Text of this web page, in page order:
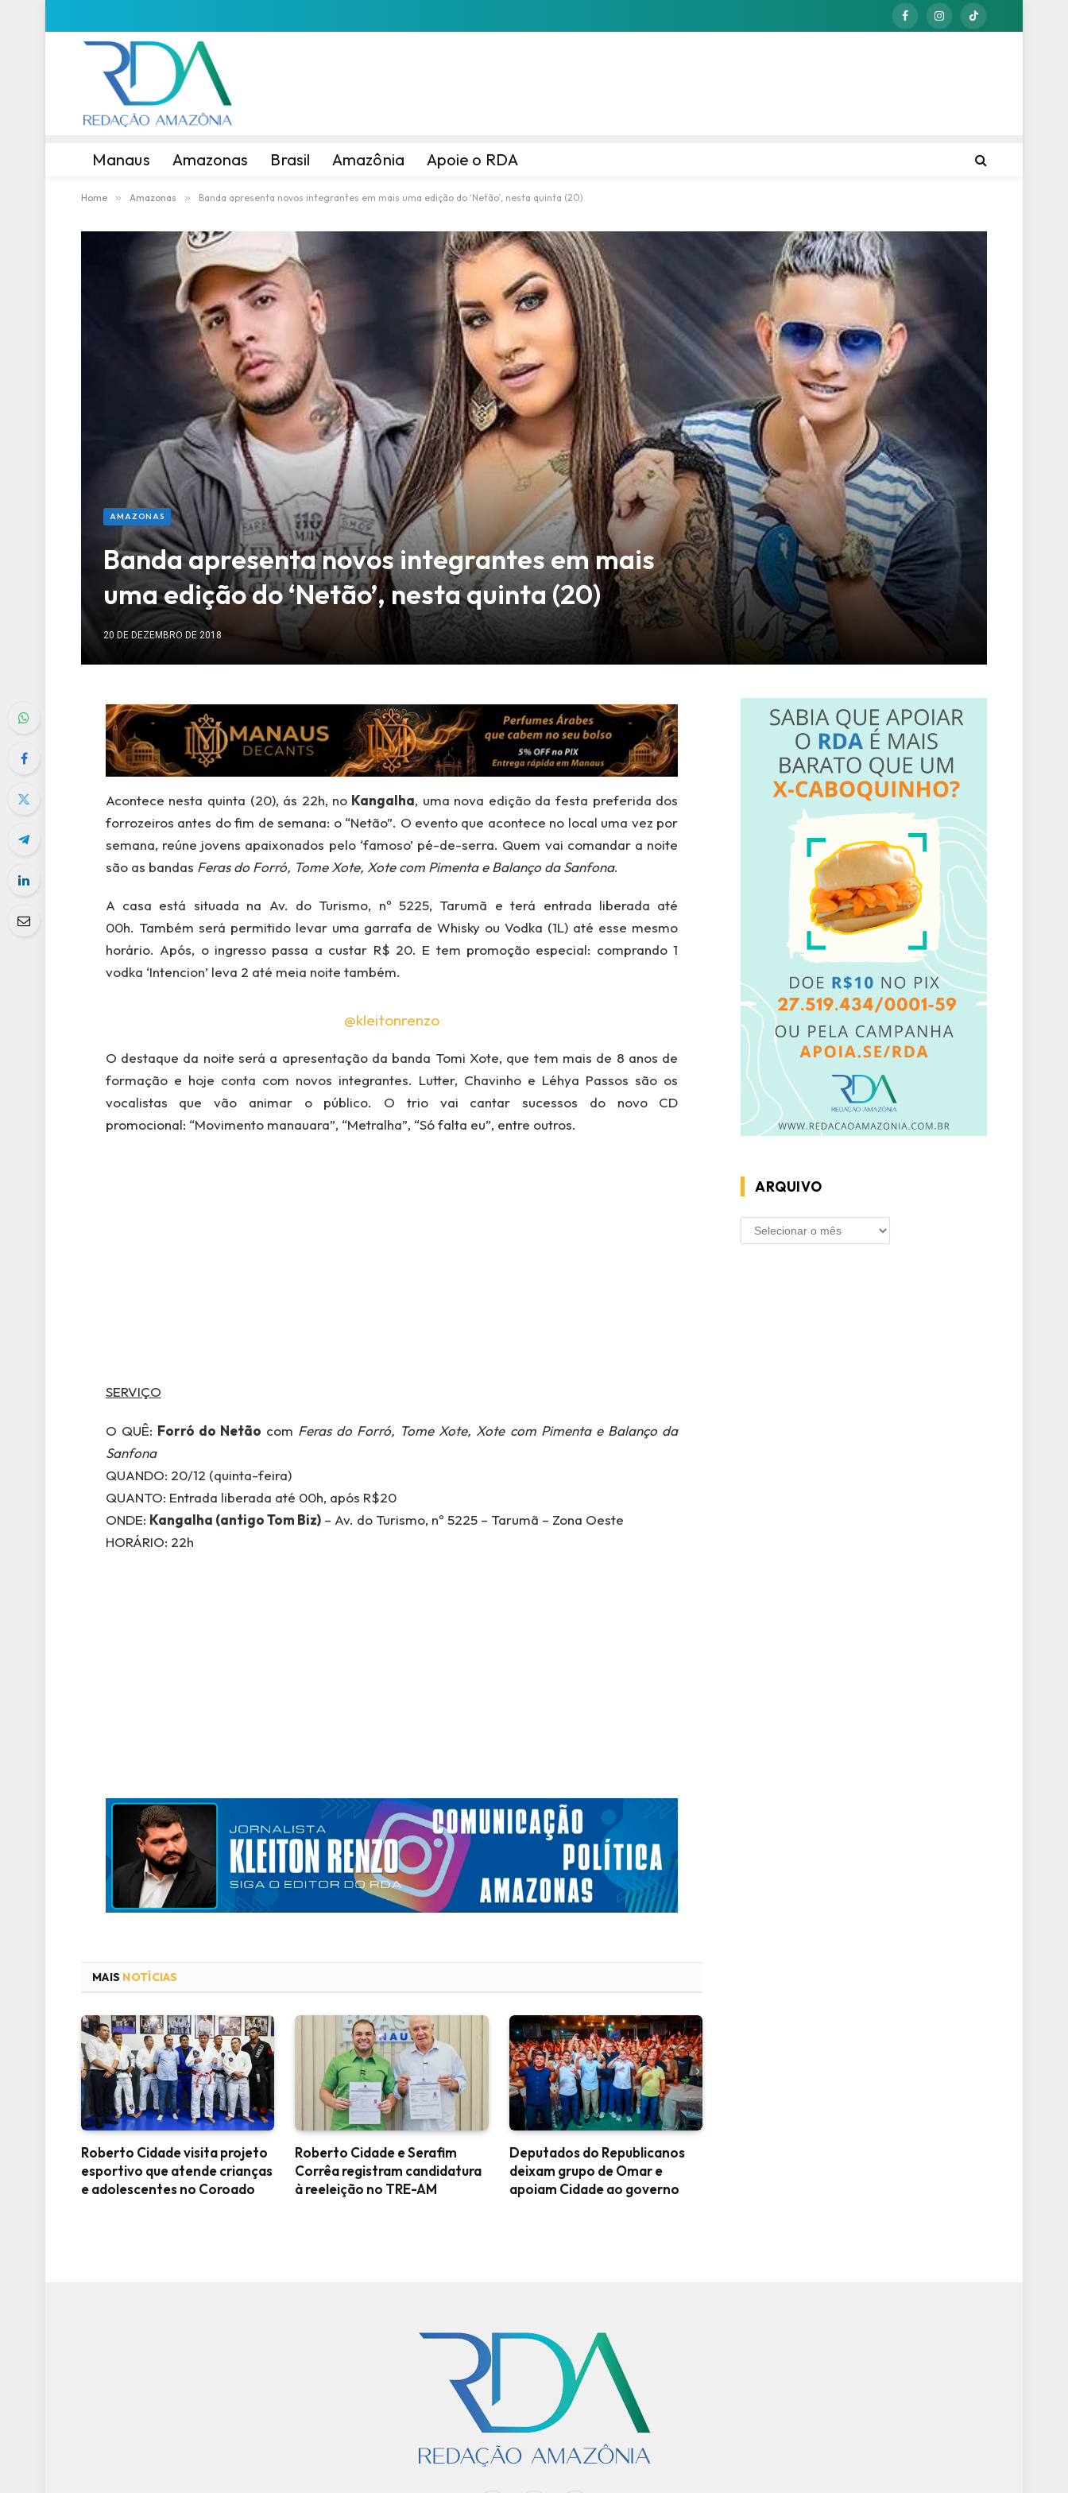
FacebookInstagramTikTok
Manaus Amazonas Brasil Amazônia Apoie o RDA
Home » Amazonas » Banda apresenta novos integrantes em mais uma edição do ‘Netão’, nesta quinta (20)
AMAZONAS
Banda apresenta novos integrantes em mais
uma edição do ‘Netão’, nesta quinta (20)
20 DE DEZEMBRO DE 2018
Acontece nesta quinta (20), ás 22h, no Kangalha, uma nova edição da festa preferida dos
forrozeiros antes do fim de semana: o “Netão”. O evento que acontece no local uma vez por
semana, reúne jovens apaixonados pelo ‘famoso’ pé-de-serra. Quem vai comandar a noite
são as bandas Feras do Forró, Tome Xote, Xote com Pimenta e Balanço da Sanfona.
A casa está situada na Av. do Turismo, nº 5225, Tarumã e terá entrada liberada até
00h. Também será permitido levar uma garrafa de Whisky ou Vodka (1L) até esse mesmo
horário. Após, o ingresso passa a custar R$ 20. E tem promoção especial: comprando 1
vodka ‘Intencion’ leva 2 até meia noite também.
@kleitonrenzo
O destaque da noite será a apresentação da banda Tomi Xote, que tem mais de 8 anos de
formação e hoje conta com novos integrantes. Lutter, Chavinho e Léhya Passos são os
vocalistas que vão animar o público. O trio vai cantar sucessos do novo CD
promocional: “Movimento manauara”, “Metralha”, “Só falta eu”, entre outros.
SERVIÇO
O QUÊ: Forró do Netão com Feras do Forró, Tome Xote, Xote com Pimenta e Balanço da
Sanfona
QUANDO: 20/12 (quinta-feira)
QUANTO: Entrada liberada até 00h, após R$20
ONDE: Kangalha (antigo Tom Biz)– Av. do Turismo, nº 5225 – Tarumã – Zona Oeste
HORÁRIO: 22h
MAIS NOTÍCIAS
Roberto Cidade visita projeto
esportivo que atende crianças
e adolescentes no Coroado
Roberto Cidade e Serafim
Corrêa registram candidatura
à reeleição no TRE-AM
Deputados do Republicanos
deixam grupo de Omar e
apoiam Cidade ao governo
ARQUIVO
ARQUIVO